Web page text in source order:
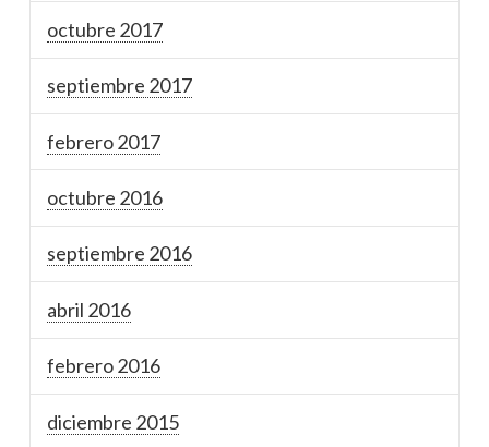
octubre 2017
septiembre 2017
febrero 2017
octubre 2016
septiembre 2016
abril 2016
febrero 2016
diciembre 2015